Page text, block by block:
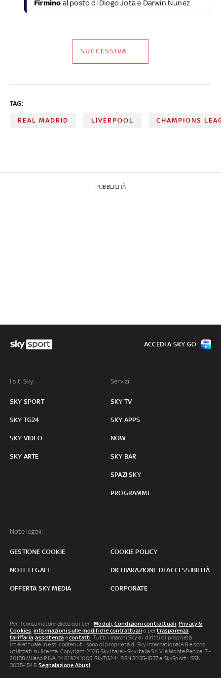
Firmino al posto di Diogo Jota e Darwin Nunez
SUCCESSIVA
TAG:
REAL MADRID LIVERPOOL CHAMPIONS
PUBBLICITÀ
I siti Sky:
SKY SPORT
SKY TG24
SKY VIDEO
SKY ARTE
Servizi:
SKY TV
SKY APPS
NOW
SKY BAR
SPAZI SKY
PROGRAMMI
Note legali:
GESTIONE COOKIE COOKIE POLICY
NOTE LEGALI DICHIARAZIONE DI ACCESSIBILITÀ
OFFERTA SKY MEDIA CORPORATE
ACCEDI A SKY GO
Per il consumatore clicca qui per iModuli, Condizioni contrattuali Privacy &
Cookies informazioni sulle modifiche contrattuali o pertrasparenza
tariffaria ,assistenza econtatti . Tutti i marchi Sky e i diritti di proprietà
intellettuale in essi contenuti, sono di proprietà di Sky international AG e sono
utilizzati su licenza. Copyright 2026 Sky Italia - Sky Italia Srl Via Monte Penice, 7 -
20138 Milano P.IVA 04619241005. SkyTG24: ISSN 3035-1537 e SkySport: ISSN
3035-1545.Segnalazione Abusi